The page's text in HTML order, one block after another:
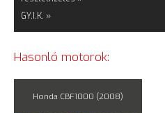
GY.I.K. »
Hasonló motorok:
Honda CBF1000 (2008)